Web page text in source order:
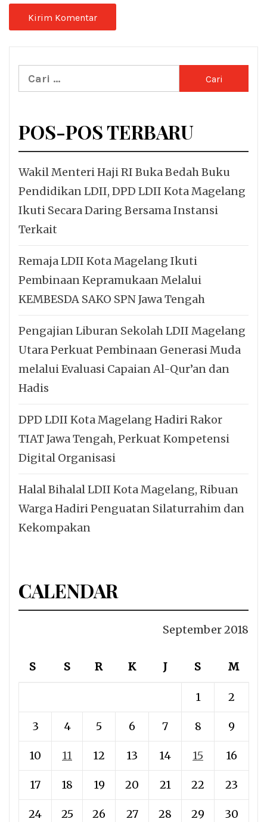
Cari
untuk:
POS-POS TERBARU
Wakil Menteri Haji RI Buka Bedah Buku
Pendidikan LDII, DPD LDII Kota Magelang
Ikuti Secara Daring Bersama Instansi
Terkait
Remaja LDII Kota Magelang Ikuti
Pembinaan Kepramukaan Melalui
KEMBESDA SAKO SPN Jawa Tengah
Pengajian Liburan Sekolah LDII Magelang
Utara Perkuat Pembinaan Generasi Muda
melalui Evaluasi Capaian Al-Qur’an dan
Hadis
DPD LDII Kota Magelang Hadiri Rakor
TIAT Jawa Tengah, Perkuat Kompetensi
Digital Organisasi
Halal Bihalal LDII Kota Magelang, Ribuan
Warga Hadiri Penguatan Silaturrahim dan
Kekompakan
CALENDAR
September 2018
S S R K J S M
1 2
3 4 5 6 7 8 9
10 11 12 13 14 15 16
17 18 19 20 21 22 23
24 25 26 27 28 29
30